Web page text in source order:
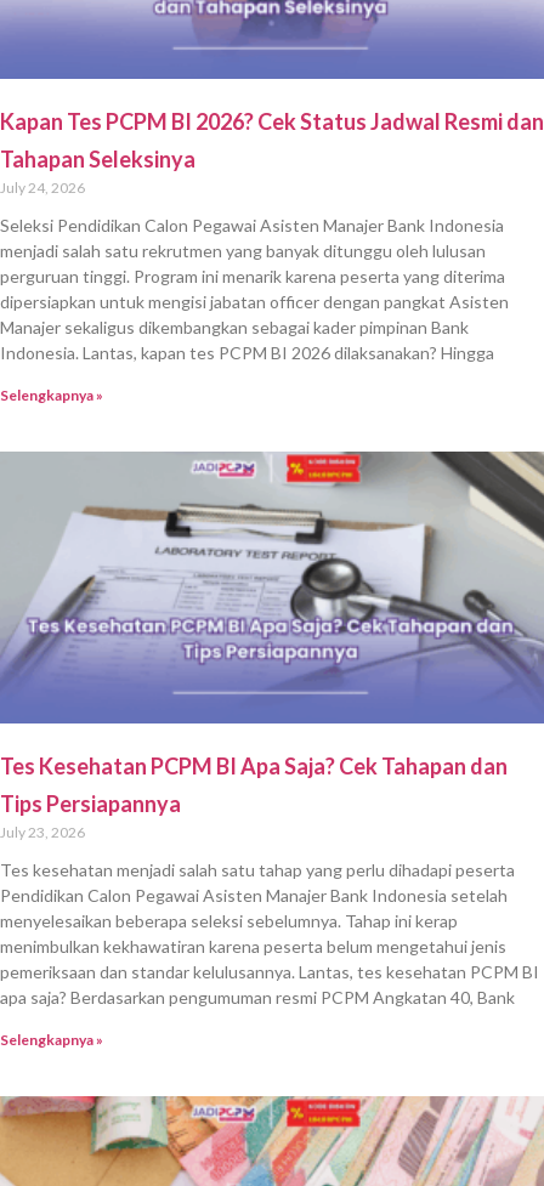
Kapan Tes PCPM BI 2026? Cek Status Jadwal Resmi dan
Tahapan Seleksinya
July 24, 2026
Seleksi Pendidikan Calon Pegawai Asisten Manajer Bank Indonesia
menjadi salah satu rekrutmen yang banyak ditunggu oleh lulusan
perguruan tinggi. Program ini menarik karena peserta yang diterima
dipersiapkan untuk mengisi jabatan officer dengan pangkat Asisten
Manajer sekaligus dikembangkan sebagai kader pimpinan Bank
Indonesia. Lantas, kapan tes PCPM BI 2026 dilaksanakan? Hingga
Selengkapnya »
Tes Kesehatan PCPM BI Apa Saja? Cek Tahapan dan
Tips Persiapannya
July 23, 2026
Tes kesehatan menjadi salah satu tahap yang perlu dihadapi peserta
Pendidikan Calon Pegawai Asisten Manajer Bank Indonesia setelah
menyelesaikan beberapa seleksi sebelumnya. Tahap ini kerap
menimbulkan kekhawatiran karena peserta belum mengetahui jenis
pemeriksaan dan standar kelulusannya. Lantas, tes kesehatan PCPM BI
apa saja? Berdasarkan pengumuman resmi PCPM Angkatan 40, Bank
Selengkapnya »